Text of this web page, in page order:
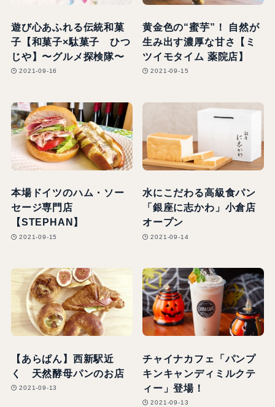
遊び心あふれる伝統和菓
子【和菓子×駄菓子 ひつ
じや】〜グルメ探検隊〜
2021-09-16
黄金色の“蜜芋”！ 自然が
生み出す濃厚な甘さ【ミ
ツイモタイム 薬院店】
2021-09-15
本場ドイツのハム・ソー
セージ専門店
【STEPHAN】
2021-09-15
水にこだわる高級食パン
「銀座に志かわ」小倉店
オープン
2021-09-14
【あらぱん】西新駅近
く 天然酵母パンのお店
2021-09-13
チャイナカフェ「パンプ
キンキャンディミルクテ
ィー」登場！
2021-09-13